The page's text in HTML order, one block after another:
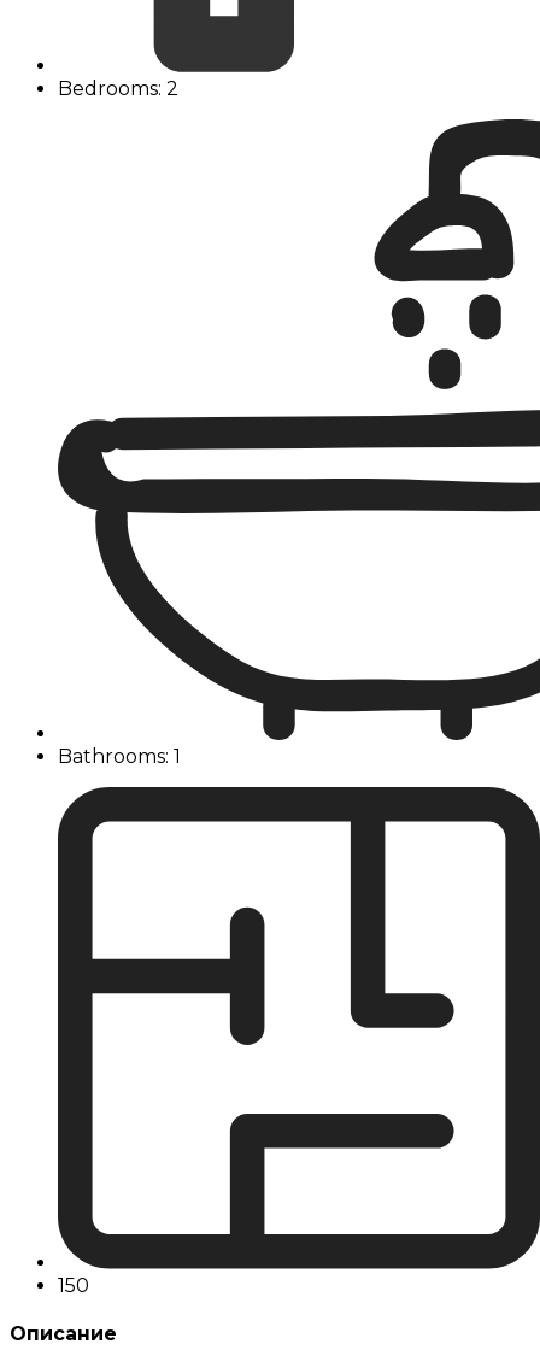
Bedrooms: 2
Bathrooms: 1
150
Описание